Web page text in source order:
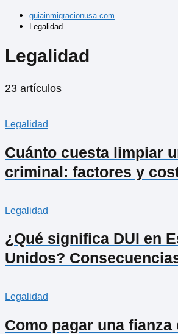
guiainmigracionusa.com
Legalidad
Legalidad
23 artículos
Legalidad
Cuánto cuesta limpiar
criminal: factores y
Legalidad
¿Qué significa DUI en
Unidos?
Legalidad
Como pagar una fianza